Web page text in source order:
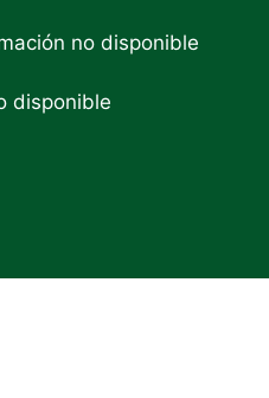
no disponible
disponible